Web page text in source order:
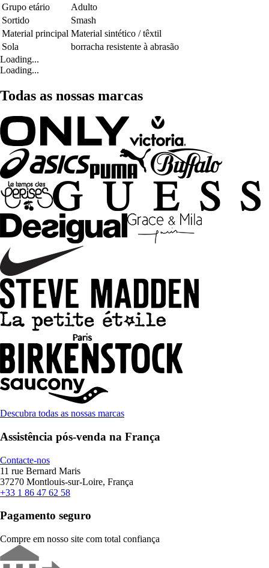
Grupo etário
Adulto
Sortido
Smash
Material principal Material sintético / têxtil
Sola
borracha resistente à abrasão
Loading...
Loading...
Todas as nossas marcas
Descubra todas as nossas marcas
Assistência pós-venda na França
Contacte-nos
11 rue Bernard Maris
37270 Montlouis-sur-Loire, França
+33 1 86 47 62 58
Pagamento seguro
Compre em nosso site com total confiança